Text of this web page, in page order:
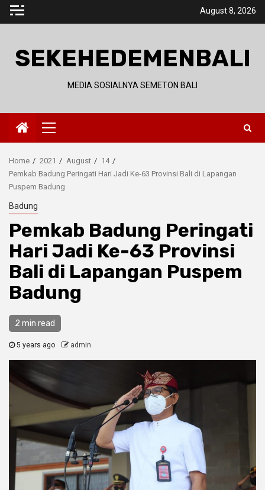
Skip
August 8, 2026
SEKEHEDEMENBALI
MEDIA SOSIALNYA SEMETON BALI
Primary
Menu
Home 2021 August
14
Pemkab Badung Peringati Hari Jadi Ke-63 Provinsi Bali di Lapangan
Puspem Badung
Badung
Pemkab Badung Peringati
Hari Jadi Ke-63 Provinsi
Bali di Lapangan Puspem
Badung
2 min read
5 years ago admin